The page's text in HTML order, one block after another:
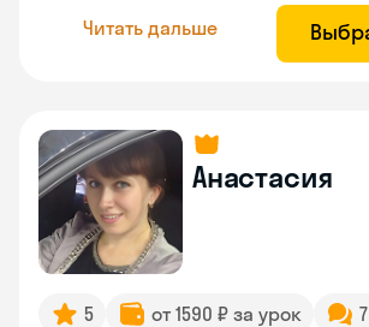
Читать дальше
Анастасия
5 от 1590 ₽ за урок